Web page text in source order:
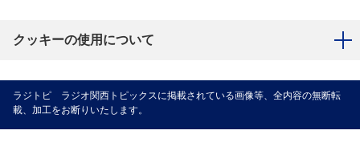
クッキーの使用について
ラジトピ ラジオ関西トピックスに掲載されている画像等、全内容の無断転
載、加工をお断りいたします。